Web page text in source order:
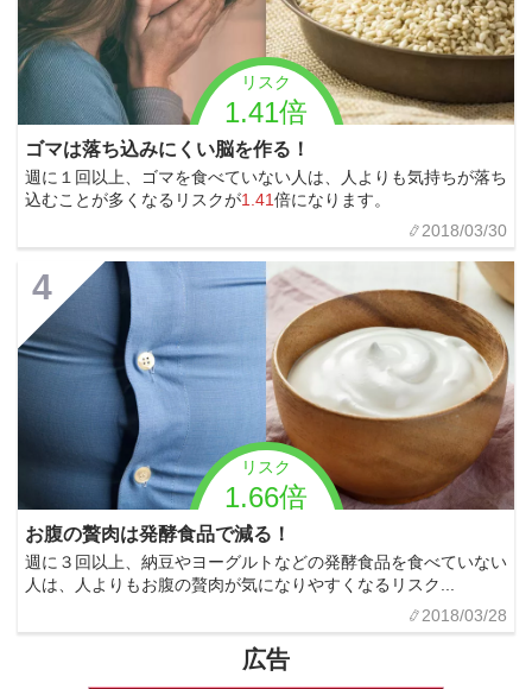
リスク
1.41倍
ゴマは落ち込みにくい脳を作る！
週に１回以上、ゴマを食べていない人は、人よりも気持ちが落ち
込むことが多くなるリスクが1.41倍になります。
2018/03/30
リスク
1.66倍
4
お腹の贅肉は発酵食品で減る！
週に３回以上、納豆やヨーグルトなどの発酵食品を食べていない
人は、人よりもお腹の贅肉が気になりやすくなるリスク...
2018/03/28
広告